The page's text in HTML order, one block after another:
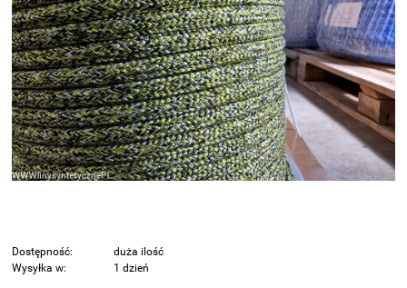
Dostępność:
duża ilość
Wysyłka w:
1 dzień